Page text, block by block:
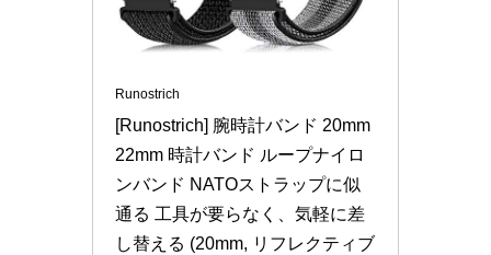
Runostrich
[Runostrich] 腕時計バンド 20mm
22mm 時計バンド ループナイロ
ンバンド NATOストラップに似
通る 工具が要らなく、気軽に差
し替える (20mm, リフレクティブ